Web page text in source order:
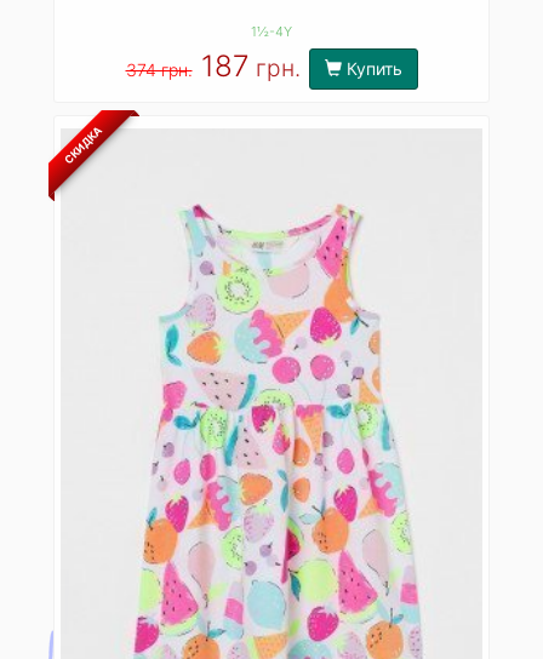
1½-4Y
374 грн. 187 грн. Купить
СКИДКА